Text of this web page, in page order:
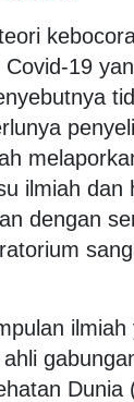
19
ilmiah dan
dengan
Dunia